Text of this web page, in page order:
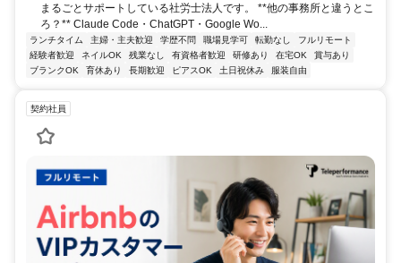
まるごとサポートしている社労士法人です。 **他の事務所と違うとこ
ろ？** Claude Code・ChatGPT・Google Wo...
ランチタイム 主婦・主夫歓迎 学歴不問 職場見学可 転勤なし
フルリモート
経験者歓迎
ネイルOK 残業なし 有資格者歓迎 研修あり 在宅OK
賞与あり
ブランクOK
育休あり 長期歓迎 ピアスOK 土日祝休み 服装自由
契約社員